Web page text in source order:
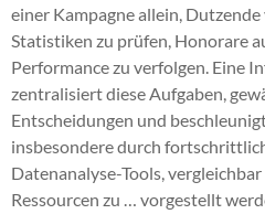
einer Kampagne allein,
Statistiken zu prüfen, Honorare
Performance zu verfolgen. Eine
zentralisiert diese Aufgaben,
Entscheidungen und
insbesondere durch
Datenanalyse-Tools,
Ressourcen zu … vorgestellt